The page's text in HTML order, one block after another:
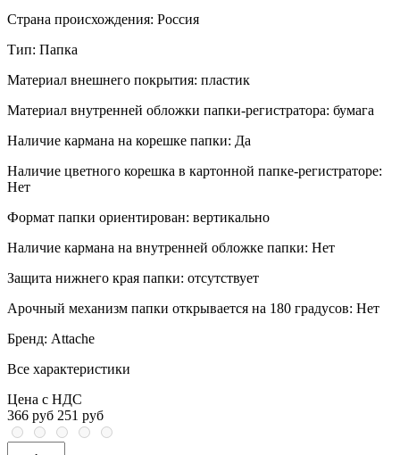
Страна происхождения: Россия
Тип: Папка
Материал внешнего покрытия: пластик
Материал внутренней обложки папки-регистратора: бумага
Наличие кармана на корешке папки: Да
Наличие цветного корешка в картонной папке-регистраторе:
Нет
Формат папки ориентирован: вертикально
Наличие кармана на внутренней обложке папки: Нет
Защита нижнего края папки: отсутствует
Арочный механизм папки открывается на 180 градусов: Нет
Бренд: Attache
Все характеристики
Цена с НДС
366 руб 251 руб